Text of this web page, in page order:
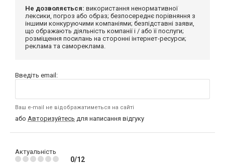
Не дозволяється: використання ненормативної
лексики, погроз або образ; безпосереднє порівняння з
іншими конкуруючими компаніями; безпідставні заяви,
що ображають діяльність компанії і / або її послуги;
розміщення посилань на сторонні інтернет-ресурси;
реклама та самореклама.
Введіть email:
Ваш e-mail не відображатиметься на сайті
або Авторизуйтесь для написання відгуку
Актуальність
0/12